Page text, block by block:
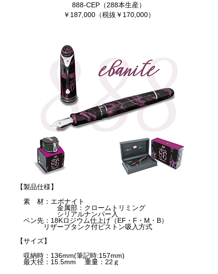
888-CEP（288本生産）
￥187,000（税抜￥170,000）
【製品仕様】
素 材：エボナイト
金属部：クロームトリミング
シリアルナンバー入
ペン先：18Kロジウム仕上げ（EF・F・M・B）
リザーブタンク付ピストン吸入方式
【サイズ】
収納時：136mm(筆記時:157mm)
最大径：15.5mm 重量：22ｇ